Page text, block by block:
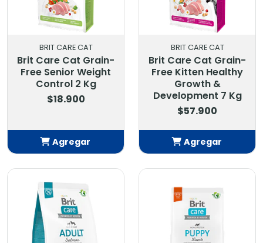
BRIT CARE CAT
Brit Care Cat Grain-
Free Senior Weight
Control 2 Kg
$18.900
Agregar
BRIT CARE CAT
Brit Care Cat Grain-
Free Kitten Healthy
Growth &
Development 7 Kg
$57.900
Agregar